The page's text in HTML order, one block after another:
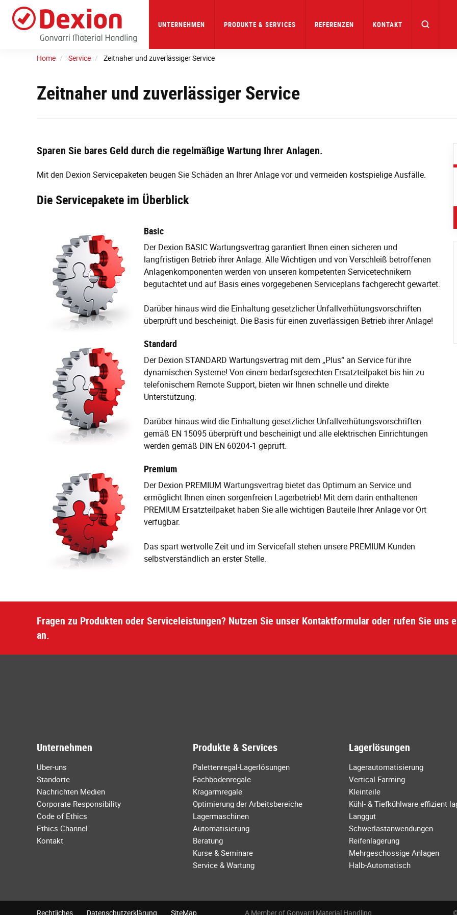
main
UNTERNEHMEN PRODUKTE & SERVICES REFERENZEN KONTAKT
Home Service Zeitnaher und zuverlässiger Service
Zeitnaher und zuverlässiger Service
Sparen Sie bares Geld durch die regelmäßige Wartung Ihrer Anlagen.
Mit den Dexion Servicepaketen beugen Sie Schäden an Ihrer Anlage vor und vermeiden kostspielige Ausfälle.
Die Servicepakete im Überblick
Basic
Der Dexion BASIC Wartungsvertrag garantiert Ihnen einen sicheren und
langfristigen Betrieb ihrer Anlage. Alle Wichtigen und von Verschleiß betroffenen
Anlagenkomponenten werden von unseren kompetenten Servicetechnikern
begutachtet und auf Basis eines vorgegebenen Serviceplans fachgerecht gewartet.
Darüber hinaus wird die Einhaltung gesetzlicher Unfallverhütungsvorschriften
überprüft und bescheinigt. Die Basis für einen zuverlässigen Betrieb ihrer Anlage!
Standard
Der Dexion STANDARD Wartungsvertrag mit dem „Plus“ an Service für ihre
dynamischen Systeme! Von einem bedarfsgerechten Ersatzteilpaket bis hin zu
telefonischem Remote Support, bieten wir Ihnen schnelle und direkte
Unterstützung.
Darüber hinaus wird die Einhaltung gesetzlicher Unfallverhütungsvorschriften
gemäß EN 15095 überprüft und bescheinigt und alle elektrischen Einrichtungen
werden gemäß DIN EN 60204-1 geprüft.
Premium
Der Dexion PREMIUM Wartungsvertrag bietet das Optimum an Service und
ermöglicht Ihnen einen sorgenfreien Lagerbetrieb! Mit dem darin enthaltenen
PREMIUM Ersatzteilpaket haben Sie alle wichtigen Bauteile Ihrer Anlage vor Ort
verfügbar.
Das spart wertvolle Zeit und im Servicefall stehen unsere PREMIUM Kunden
selbstverständlich an erster Stelle.
Fragen zu Produkten oder Serviceleistungen? Nutzen Sie unser Kontaktformular oder rufen Sie uns
an.
Unternehmen
Uber-uns
Standorte
Nachrichten Medien
Corporate Responsibility
Code of Ethics
Ethics Channel
Kontakt
Produkte & Services
Palettenregal-Lagerlösungen
Fachbodenregale
Kragarmregale
Optimierung der Arbeitsbereiche
Lagermaschinen
Automatisierung
Beratung
Kurse & Seminare
Service & Wartung
Lagerlösungen
Lagerautomatisierung
Vertical Farming
Kleinteile
Kühl- & Tiefkühlware effizient
Langgut
Schwerlastanwendungen
Reifenlagerung
Mehrgeschossige Anlagen
Halb-Automatisch
Rechtliches Datenschutzerklärung SiteMap A Member of Gonvarri Material Handling